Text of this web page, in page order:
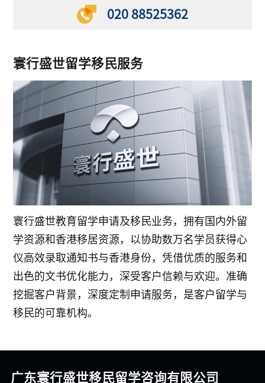
020 88525362
寰行盛世留学移民服务
寰行盛世教育留学申请及移民业务，拥有国内外留
学资源和香港移居资源，以协助数万名学员获得心
仪高效录取通知书与香港身份，凭借优质的服务和
出色的文书优化能力，深受客户信赖与欢迎。准确
挖掘客户背景，深度定制申请服务，是客户留学与
移民的可靠机构。
广东寰行盛世移民留学咨询有限公司